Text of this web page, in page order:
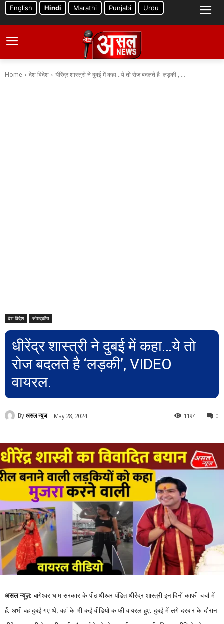
English Hindi Marathi Punjabi Urdu
Home देश विदेश धीरेंद्र शास्त्री ने दुबई में कहा...ये तो रोज बदलते है 'लड़की', ...
देश विदेश संपादकीय
धीरेंद्र शास्त्री ने दुबई में कहा…ये तो
रोज बदलते है ‘लड़की’, VIDEO
वायरल.
By असल न्यूज May 28, 2024 0
1194
असल न्यूज़: बागेश्वर धाम सरकार के पीठाधीश्वर पंडित धीरेंद्र शास्त्री इन दिनों काफी चर्चा में
हैं. अभी वह दुबई गए थे, वहां के भी कई वीडियो काफी वायरल हुए. दुबई में लगे दरबार के दौरान